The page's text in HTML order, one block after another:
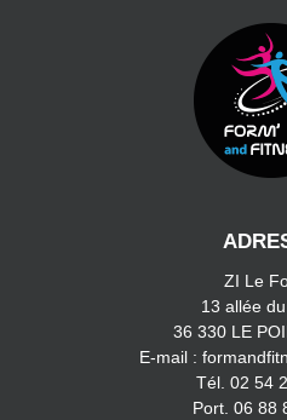
ZI Le
13 allée
36 330 LE
E-mail :
Tél. 02 54
Port. 06 88